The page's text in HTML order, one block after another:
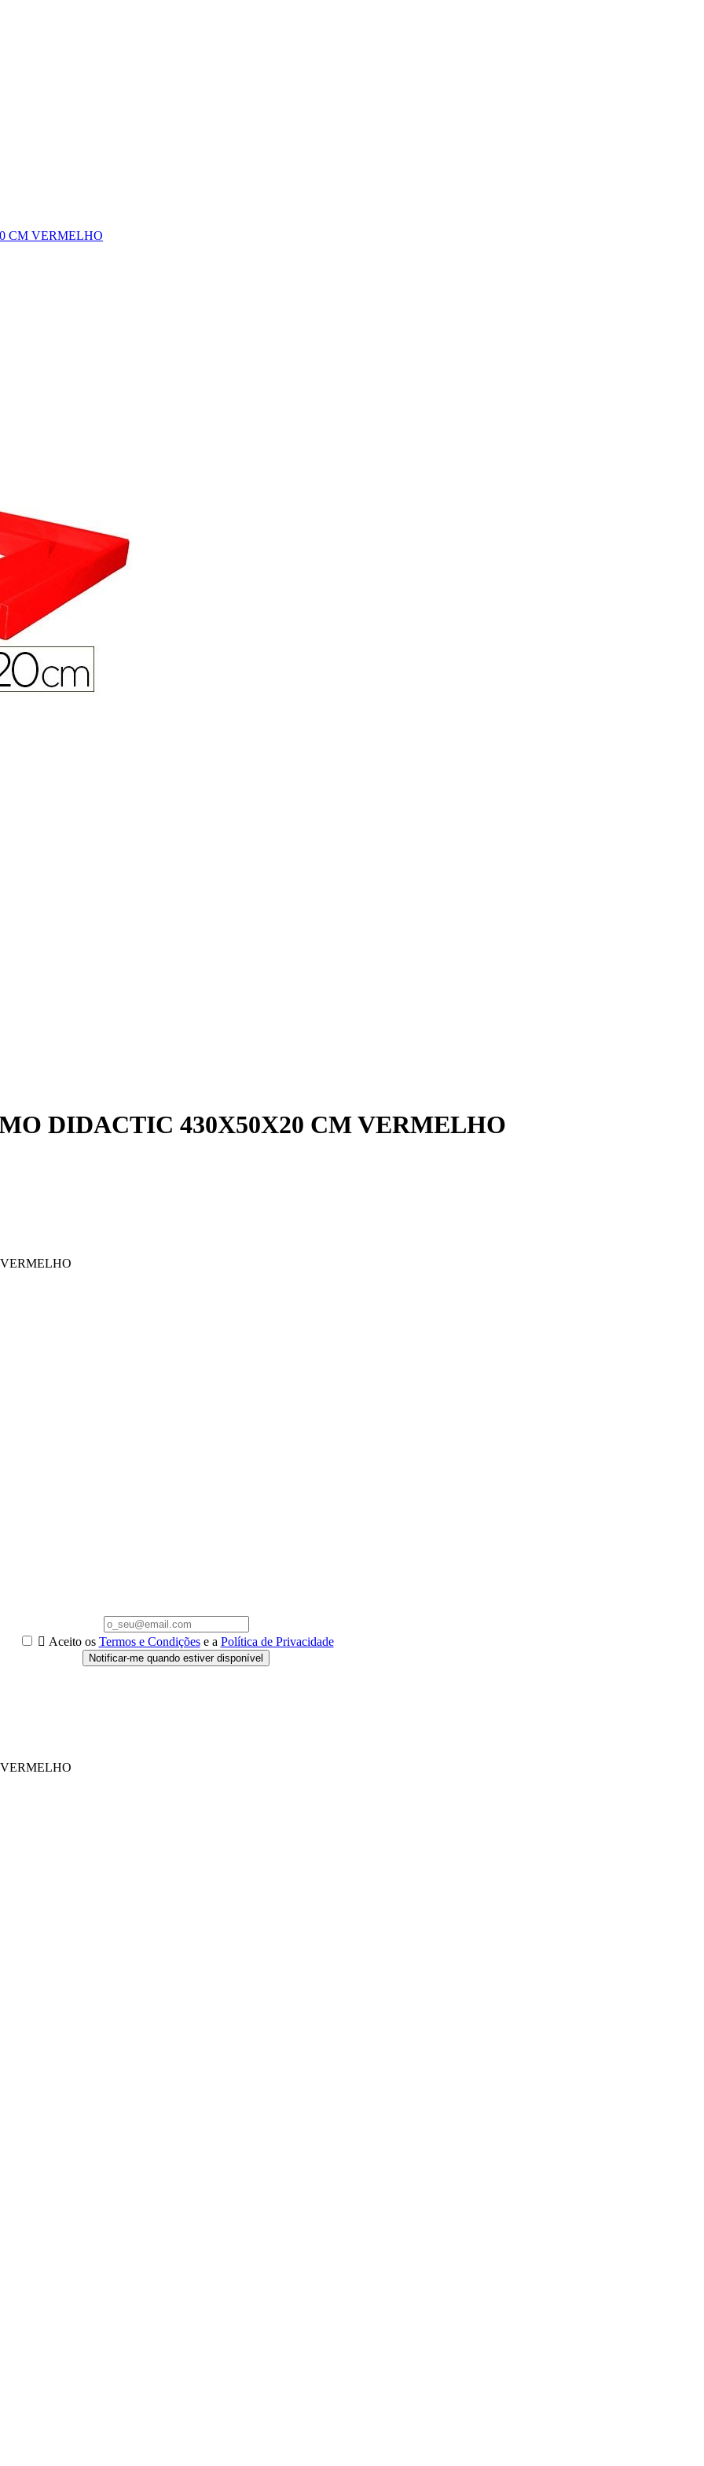
CM VERMELHO
DIDACTIC 430X50X20 CM VERMELHO
 Aceito os Termos e Condiçõese a Política de Privacidade
Notificar-me quando estiver disponível